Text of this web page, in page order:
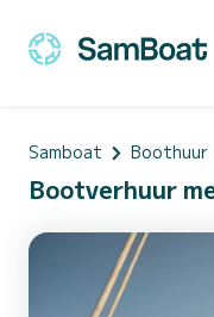
Samboat Boothuur
Bootverhuur